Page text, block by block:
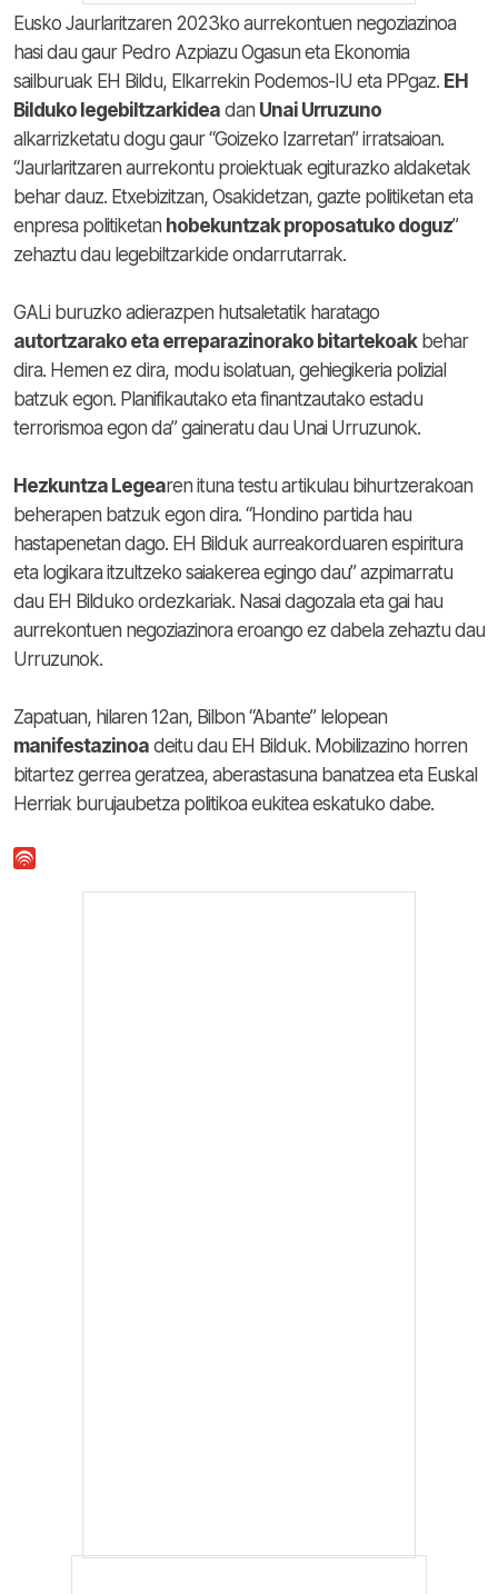
Eusko Jaurlaritzaren 2023ko aurrekontuen negoziazinoa
hasi dau gaur Pedro Azpiazu Ogasun eta Ekonomia
sailburuak EH Bildu, Elkarrekin Podemos-IU eta PPgaz. EH
Bilduko legebiltzarkidea dan Unai Urruzuno
alkarrizketatu dogu gaur “Goizeko Izarretan” irratsaioan.
“Jaurlaritzaren aurrekontu proiektuak egiturazko aldaketak
behar dauz. Etxebizitzan, Osakidetzan, gazte politiketan eta
enpresa politiketan hobekuntzak proposatuko doguz”
zehaztu dau legebiltzarkide ondarrutarrak.
GALi buruzko adierazpen hutsaletatik haratago
autortzarako eta erreparazinorako bitartekoakbehar
dira. Hemen ez dira, modu isolatuan, gehiegikeria polizial
batzuk egon. Planifikautako eta finantzautako estadu
terrorismoa egon da” gaineratu dau Unai Urruzunok.
Hezkuntza Legearen ituna testu artikulau bihurtzerakoan
beherapen batzuk egon dira. “Hondino partida hau
hastapenetan dago. EH Bilduk aurreakorduaren espiritura
eta logikara itzultzeko saiakerea egingo dau” azpimarratu
dau EH Bilduko ordezkariak. Nasai dagozala eta gai hau
aurrekontuen negoziazinora eroango ez dabela zehaztu dau
Urruzunok.
Zapatuan, hilaren 12an, Bilbon “Abante” lelopean
manifestazinoa deitu dau EH Bilduk. Mobilizazino horren
bitartez gerrea geratzea, aberastasuna banatzea eta Euskal
Herriak burujaubetza politikoa eukitea eskatuko dabe.